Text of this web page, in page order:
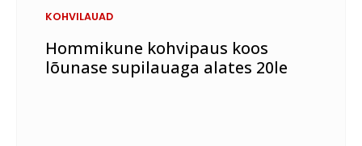
KOHVILAUAD
Hommikune kohvipaus koos
lõunase supilauaga alates 20le